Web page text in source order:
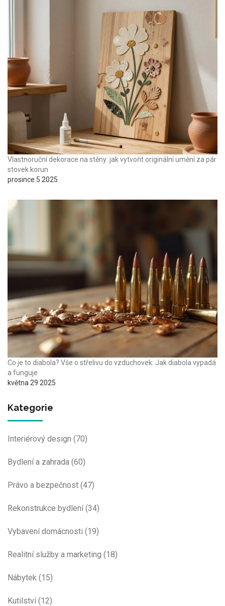
Vlastnoruční dekorace na stěny: jak vytvořit originální umění za pár
stovek korun
prosince 5 2025
Co je to diabola? Vše o střelivu do vzduchovek: Jak diabola vypadá
a funguje
května 29 2025
Kategorie
Interiérový design (70)
Bydlení a zahrada (60)
Právo a bezpečnost (47)
Rekonstrukce bydlení(34)
Vybavení domácnosti (19)
Realitní služby a marketing (18)
Nábytek (15)
Kutilství(12)